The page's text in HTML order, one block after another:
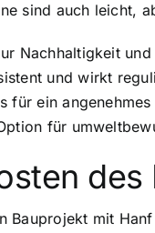
sind auch leicht,
Nachhaltigkeit
und wirkt
für ein
für
Bauprojekt mit